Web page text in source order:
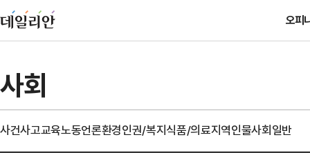
오피
사회
사건사고교육노동언론환경인권/복지식품/의료지역인물사회일반